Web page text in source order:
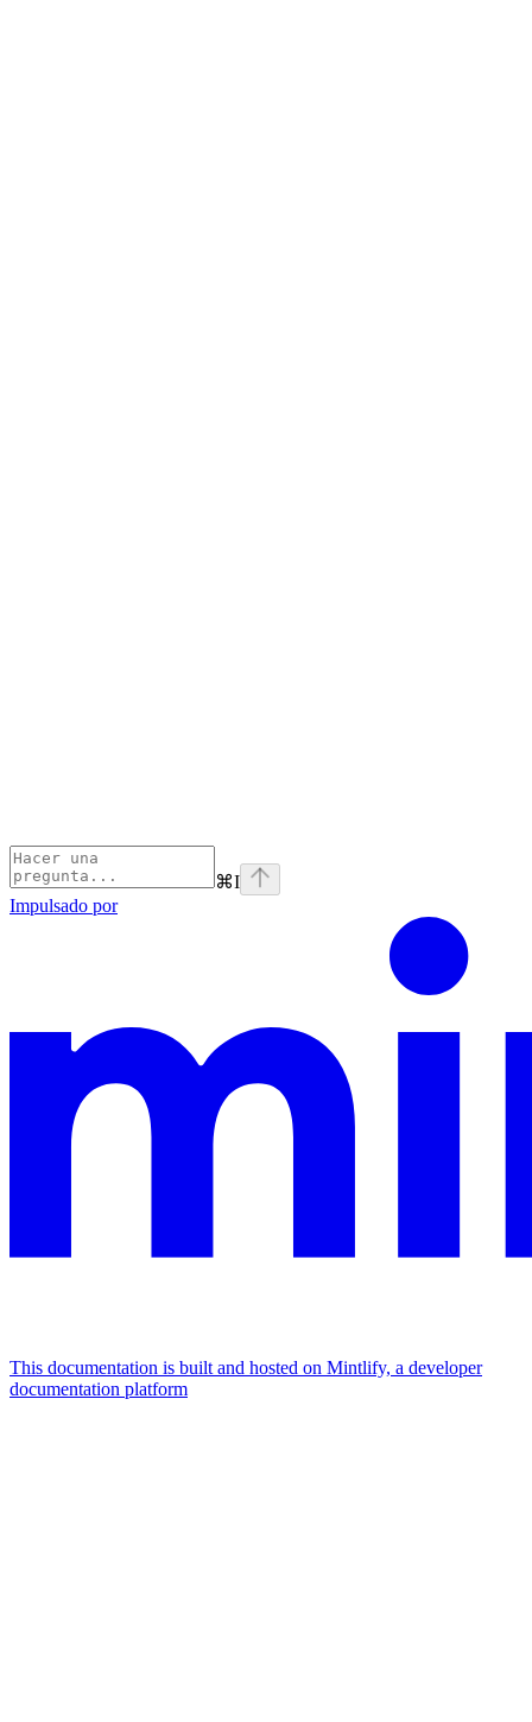
⌘I
Impulsado por
This documentation is built and hosted on Mintlify, a developer
documentation platform